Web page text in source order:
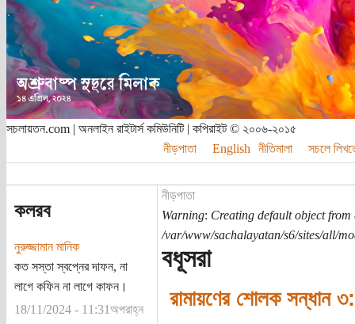
সচলায়তন.com | অনলাইন রাইটার্স কমিউনিটি | কপিরাইট © ২০০৬-২০১৫
নীড়পাতা
English নীতিমালা সচলে
কলরব
নুরুজ্জামান মানিক
কত সস্তা স্বপ্নের দাফন, না
লাগে কফিন না লাগে কাফন।
18/11/2024 - 11:31অপরাহ্ন
নীড়পাতা
Warning: Creating default object from
/var/www/sachalayatan/s6/sites/all/
বধূসরা
রামায়ণের শোলক সন্ধান ৩: